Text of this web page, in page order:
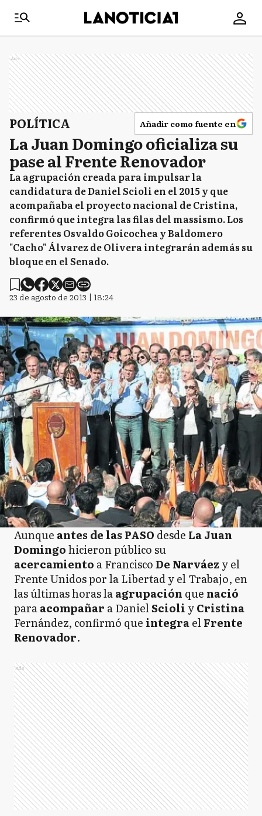
Ads
POLÍTICA Añadir como fuente en
La Juan Domingo oficializa su
pase al Frente Renovador
La agrupación creada para impulsar la
candidatura de Daniel Scioli en el 2015 y que
acompañaba el proyecto nacional de Cristina,
confirmó que integra las filas del massismo. Los
referentes Osvaldo Goicochea y Baldomero
"Cacho" Álvarez de Olivera integrarán además su
bloque en el Senado.
23 de agosto de 2013 | 18:24
Aunque antes de las PASO desde La Juan
Domingohicieron público su
acercamiento a FranciscoDe Narváez y el
Frente Unidos por la Libertad y el Trabajo, en
las últimas horas laagrupación que nació
paraacompañar a DanielScioli yCristina
Fernández, confirmó que integraelFrente
Renovador.
Ads